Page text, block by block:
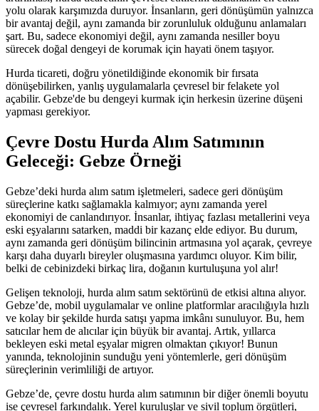
yolu olarak karşımızda duruyor. İnsanların, geri dönüşümün yalnızca
bir avantaj değil, aynı zamanda bir zorunluluk olduğunu anlamaları
şart. Bu, sadece ekonomiyi değil, aynı zamanda nesiller boyu
sürecek doğal dengeyi de korumak için hayati önem taşıyor.
Hurda ticareti, doğru yönetildiğinde ekonomik bir fırsata
dönüşebilirken, yanlış uygulamalarla çevresel bir felakete yol
açabilir. Gebze'de bu dengeyi kurmak için herkesin üzerine düşeni
yapması gerekiyor.
Çevre Dostu Hurda Alım Satımının
Geleceği: Gebze Örneği
Gebze’deki hurda alım satım işletmeleri, sadece geri dönüşüm
süreçlerine katkı sağlamakla kalmıyor; aynı zamanda yerel
ekonomiyi de canlandırıyor. İnsanlar, ihtiyaç fazlası metallerini veya
eski eşyalarını satarken, maddi bir kazanç elde ediyor. Bu durum,
aynı zamanda geri dönüşüm bilincinin artmasına yol açarak, çevreye
karşı daha duyarlı bireyler oluşmasına yardımcı oluyor. Kim bilir,
belki de cebinizdeki birkaç lira, doğanın kurtuluşuna yol alır!
Gelişen teknoloji, hurda alım satım sektörünü de etkisi altına alıyor.
Gebze’de, mobil uygulamalar ve online platformlar aracılığıyla hızlı
ve kolay bir şekilde hurda satışı yapma imkânı sunuluyor. Bu, hem
satıcılar hem de alıcılar için büyük bir avantaj. Artık, yıllarca
bekleyen eski metal eşyalar migren olmaktan çıkıyor! Bunun
yanında, teknolojinin sunduğu yeni yöntemlerle, geri dönüşüm
süreçlerinin verimliliği de artıyor.
Gebze’de, çevre dostu hurda alım satımının bir diğer önemli boyutu
ise çevresel farkındalık. Yerel kuruluşlar ve sivil toplum örgütleri,